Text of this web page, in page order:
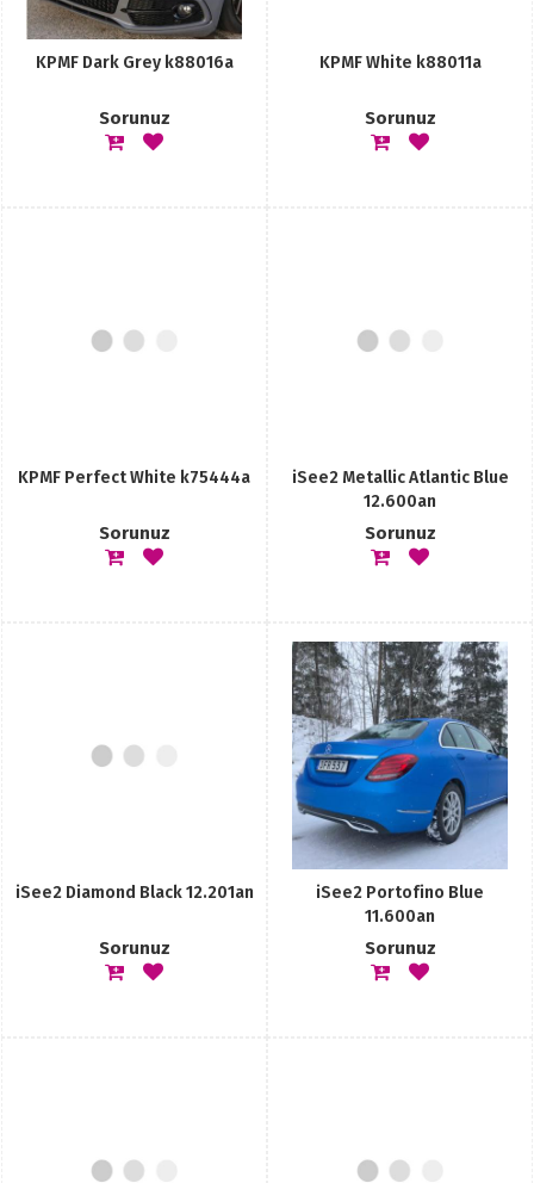
KPMF Dark Grey k88016a
Sorunuz
KPMF White k88011a
Sorunuz
KPMF Perfect White k75444a
Sorunuz
iSee2 Metallic Atlantic Blue
12.600an
Sorunuz
iSee2 Diamond Black 12.201an
Sorunuz
iSee2 Portofino Blue
11.600an
Sorunuz